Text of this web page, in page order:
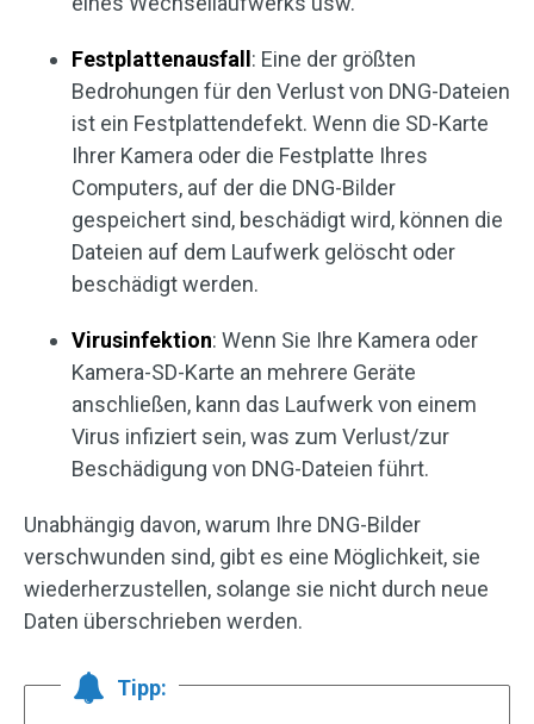
Festplattenausfall : Eine der größten
Bedrohungen für den Verlust von DNG-Dateien
ist ein Festplattendefekt. Wenn die SD-Karte
Ihrer Kamera oder die Festplatte Ihres
Computers, auf der die DNG-Bilder
gespeichert sind, beschädigt wird, können die
Dateien auf dem Laufwerk gelöscht oder
beschädigt werden.
Virusinfektion: Wenn Sie Ihre Kamera oder
Kamera-SD-Karte an mehrere Geräte
anschließen, kann das Laufwerk von einem
Virus infiziert sein, was zum Verlust/zur
Beschädigung von DNG-Dateien führt.
Unabhängig davon, warum Ihre DNG-Bilder
verschwunden sind, gibt es eine Möglichkeit, sie
wiederherzustellen, solange sie nicht durch neue
Daten überschrieben werden.
Tipp: